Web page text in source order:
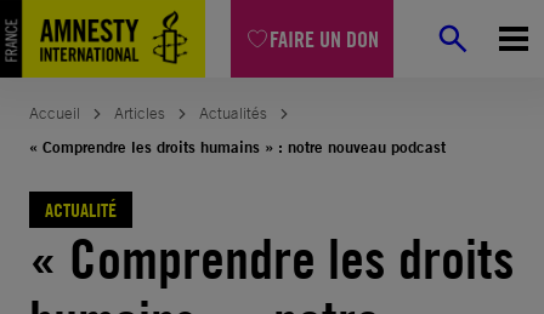
FAIRE UN DON
Aller
au
contenu
Accueil Articles
Actualités
« Comprendre les droits humains » : notre nouveau podcast
ACTUALITÉ
« Comprendre les droits